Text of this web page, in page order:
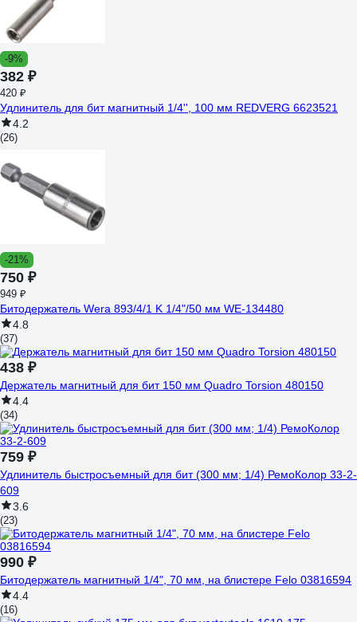
-9%
382 ₽
420 ₽
Удлинитель для бит магнитный 1/4'', 100 мм REDVERG 6623521
4.2
(26)
-21%
750 ₽
949 ₽
Битодержатель Wera 893/4/1 K 1/4"/50 мм WE-134480
4.8
(37)
438 ₽
Держатель магнитный для бит 150 мм Quadro Torsion 480150
4.4
(34)
759 ₽
Удлинитель быстросъемный для бит (300 мм; 1/4) РемоКолор 33-2-
609
3.6
(23)
990 ₽
Битодержатель магнитный 1/4", 70 мм, на блистере Felo 03816594
4.4
(16)